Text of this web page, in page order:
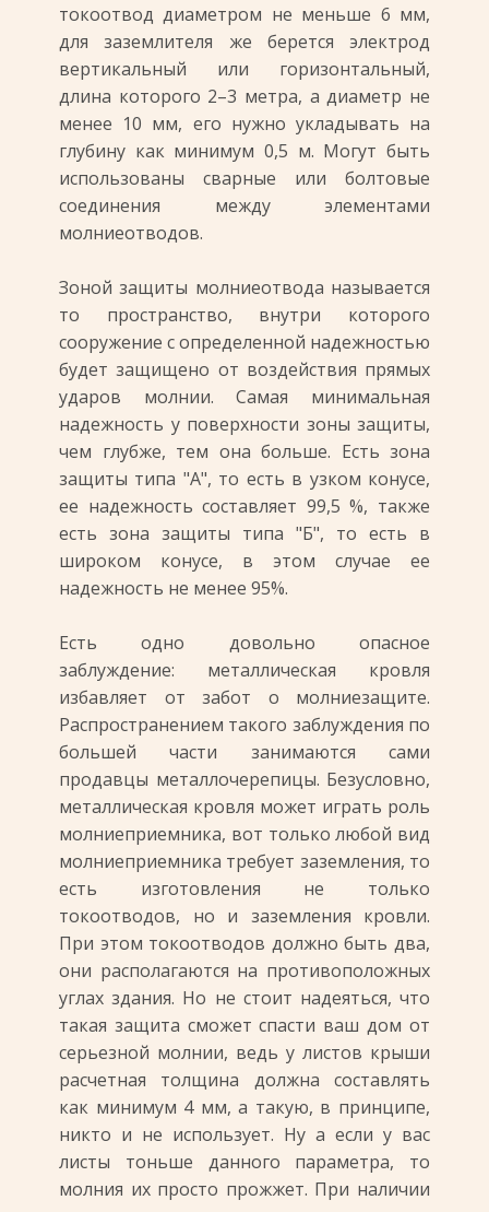
токоотвод диаметром не меньше 6 мм,
для заземлителя же берется электрод
вертикальный или горизонтальный,
длина которого 2–3 метра, а диаметр не
менее 10 мм, его нужно укладывать на
глубину как минимум 0,5 м. Могут быть
использованы сварные или болтовые
соединения между элементами
молниеотводов.
Зоной защиты молниеотвода называется
то пространство, внутри которого
сооружение с определенной надежностью
будет защищено от воздействия прямых
ударов молнии. Самая минимальная
надежность у поверхности зоны защиты,
чем глубже, тем она больше. Есть зона
защиты типа "А", то есть в узком конусе,
ее надежность составляет 99,5 %, также
есть зона защиты типа "Б", то есть в
широком конусе, в этом случае ее
надежность не менее 95%.
Есть одно довольно опасное
заблуждение: металлическая кровля
избавляет от забот о молниезащите.
Распространением такого заблуждения по
большей части занимаются сами
продавцы металлочерепицы. Безусловно,
металлическая кровля может играть роль
молниеприемника, вот только любой вид
молниеприемника требует заземления, то
есть изготовления не только
токоотводов, но и заземления кровли.
При этом токоотводов должно быть два,
они располагаются на противоположных
углах здания. Но не стоит надеяться, что
такая защита сможет спасти ваш дом от
серьезной молнии, ведь у листов крыши
расчетная толщина должна составлять
как минимум 4 мм, а такую, в принципе,
никто и не использует. Ну а если у вас
листы тоньше данного параметра, то
молния их просто прожжет. При наличии